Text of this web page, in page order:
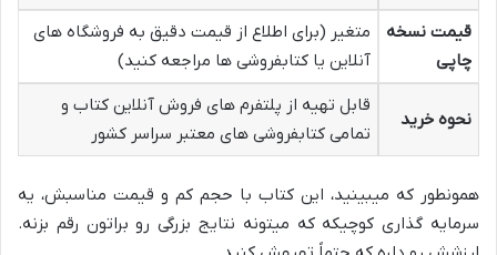
قیمت نسخه
چاپی
متغیر (برای اطلاع از قیمت دقیق به فروشگاه های
آنلاین یا کتابفروشی ها مراجعه کنید)
نحوه خرید
قابل تهیه از پلتفرم های فروش آنلاین کتاب و
تمامی کتابفروشی های معتبر سراسر کشور
همونطور که میبینید، این کتاب با حجم کم و قیمت مناسبش، یه
سرمایه گذاری کوچیکه که میتونه نتایج بزرگی رو براتون رقم بزنه.